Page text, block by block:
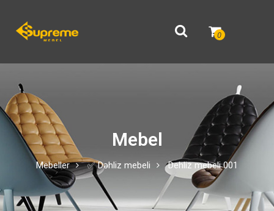
0
Mebel
Mebeller ✅ Dəhliz mebeli Dehliz mebeli 001